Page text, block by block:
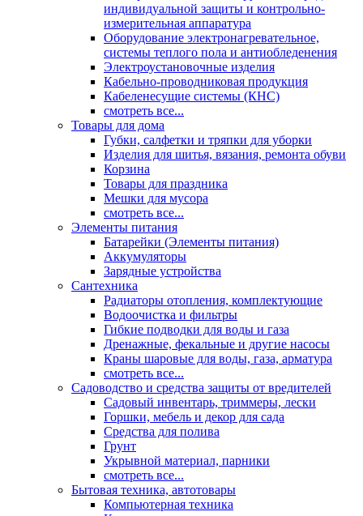
индивидуальной защиты и контрольно-
измерительная аппаратура
Оборудование электронагревательное,
системы теплого пола и антиобледенения
Электроустановочные изделия
Кабельно-проводниковая продукция
Кабеленесущие системы (КНС)
смотреть все...
Товары для дома
Губки, салфетки и тряпки для уборки
Изделия для шитья, вязания, ремонта обуви
Корзина
Товары для праздника
Мешки для мусора
смотреть все...
Элементы питания
Батарейки (Элементы питания)
Аккумуляторы
Зарядные устройства
Сантехника
Радиаторы отопления, комплектующие
Водоочистка и фильтры
Гибкие подводки для воды и газа
Дренажные, фекальные и другие насосы
Краны шаровые для воды, газа, арматура
смотреть все...
Садоводство и средства защиты от вредителей
Садовый инвентарь, триммеры, лески
Горшки, мебель и декор для сада
Средства для полива
Грунт
Укрывной материал, парники
смотреть все...
Бытовая техника, автотовары
Компьютерная техника